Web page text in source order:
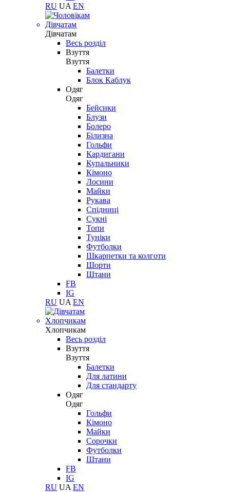
RU UA EN
Дівчатам
Дівчатам
Весь розділ
Взуття
Взуття
Балетки
Блок Каблук
Одяг
Одяг
Бейсики
Блузи
Болеро
Білизна
Гольфи
Кардигани
Купальники
Кімоно
Лосини
Майки
Рукава
Спідниці
Сукні
Топи
Туніки
Футболки
Шкарпетки та колготи
Шорти
Штани
FB
IG
RU UA EN
Хлопчикам
Хлопчикам
Весь розділ
Взуття
Взуття
Балетки
Для латини
Для стандарту
Одяг
Одяг
Гольфи
Кімоно
Майки
Сорочки
Футболки
Штани
FB
IG
RU UA EN